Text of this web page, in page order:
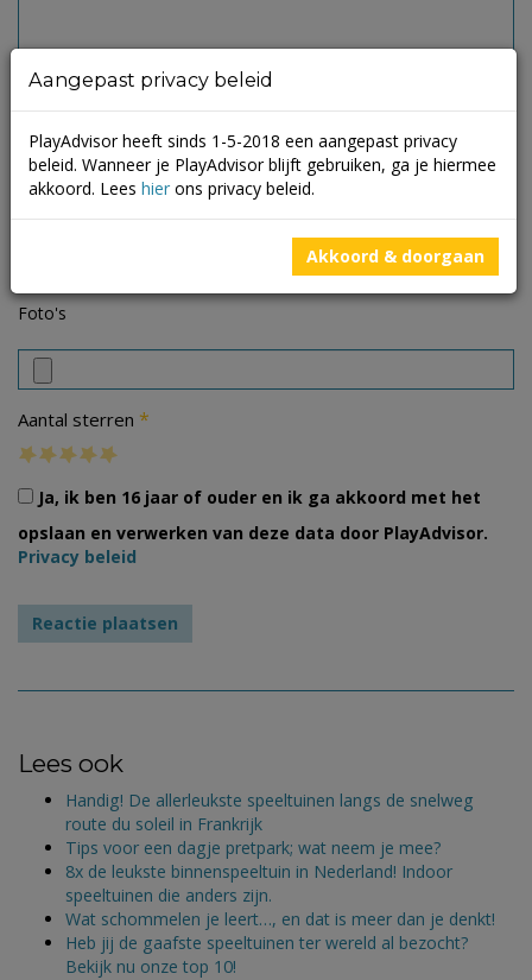
Foto's
Aantal sterren *
Ja, ik ben 16 jaar of ouder en ik ga akkoord met het
opslaan en verwerken van deze data door PlayAdvisor.
Privacy beleid
Lees ook
Handig! De allerleukste speeltuinen langs de snelweg
route du soleil in Frankrijk
Tips voor een dagje pretpark; wat neem je mee?
8x de leukste binnenspeeltuin in Nederland! Indoor
speeltuinen die anders zijn.
Wat schommelen je leert…, en dat is meer dan je denkt!
Heb jij de gaafste speeltuinen ter wereld al bezocht?
Bekijk nu onze top 10!
Aangepast privacy beleid
PlayAdvisor heeft sinds 1-5-2018 een aangepast privacy
beleid. Wanneer je PlayAdvisor blijft gebruiken, ga je hiermee
akkoord. Lees hier ons privacy beleid.
Akkoord & doorgaan